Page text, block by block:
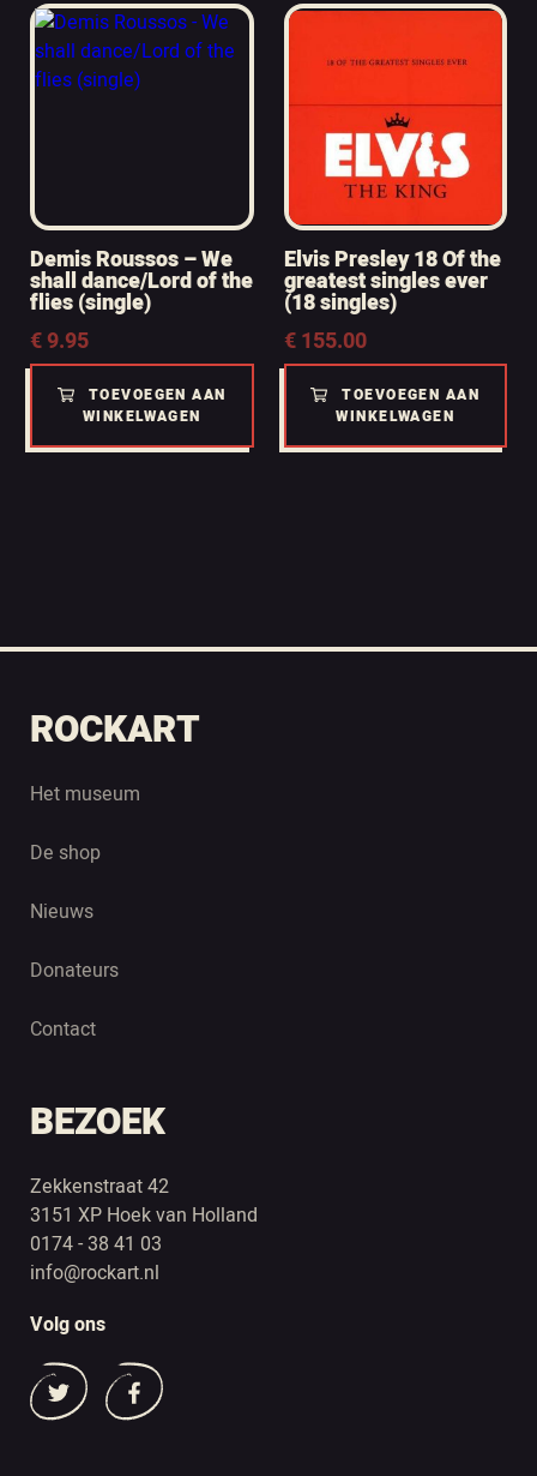
Demis Roussos – We
shall dance/Lord of the
flies (single)
€9.95
TOEVOEGEN AAN
WINKELWAGEN
Elvis Presley 18 Of the
greatest singles ever
(18 singles)
€155.00
TOEVOEGEN AAN
WINKELWAGEN
ROCKART
Het museum
De shop
Nieuws
Donateurs
Contact
BEZOEK
Zekkenstraat 42
3151 XP Hoek van Holland
0174 - 38 41 03
info@rockart.nl
Volg ons